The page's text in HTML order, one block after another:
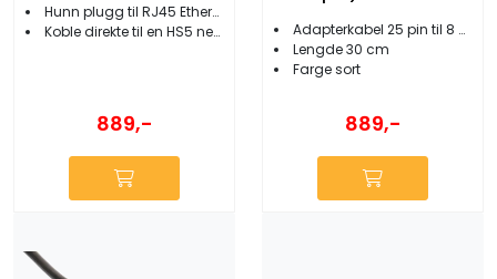
Hunn plugg til RJ45 Ethernet hannplugg
Koble direkte til en HS5 network switch eller en RayNet port
889,-
Adapterkabel 25 pin til 8 pin
Lengde 30 cm
Farge sort
889,-